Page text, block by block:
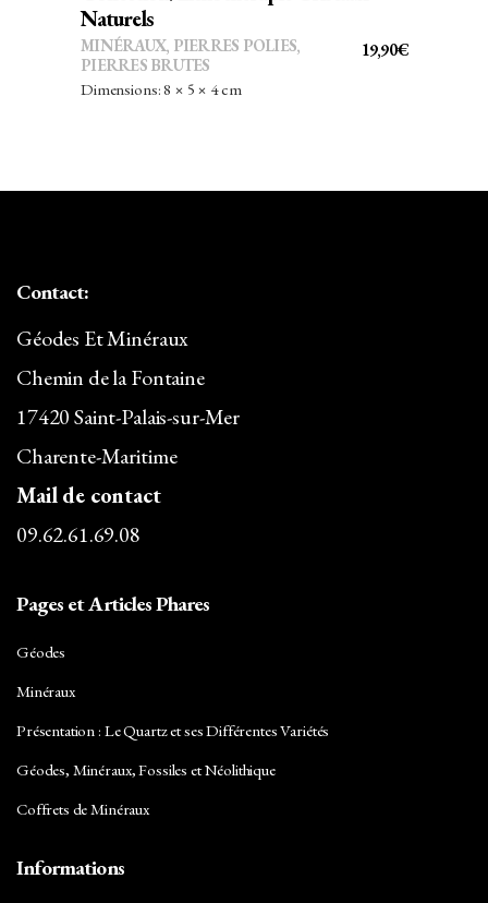
Naturels
19,90€
MINÉRAUX, PIERRES POLIES,
PIERRES BRUTES
Dimensions: 8 × 5 × 4 cm
Contact:
Géodes Et Minéraux
Chemin de la Fontaine
17420 Saint-Palais-sur-Mer
Charente-Maritime
Mail de contact
09.62.61.69.08
Pages et Articles Phares
Géodes
Minéraux
Présentation : Le Quartz et ses Différentes Variétés
Géodes, Minéraux, Fossiles et Néolithique
Coffrets de Minéraux
Informations